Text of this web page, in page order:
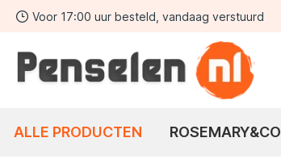
Ga naar de hoofdnavigatie
Voor 17:00 uur besteld, vandaag verstuurd
ALLE PRODUCTEN ROSEMARY&CO